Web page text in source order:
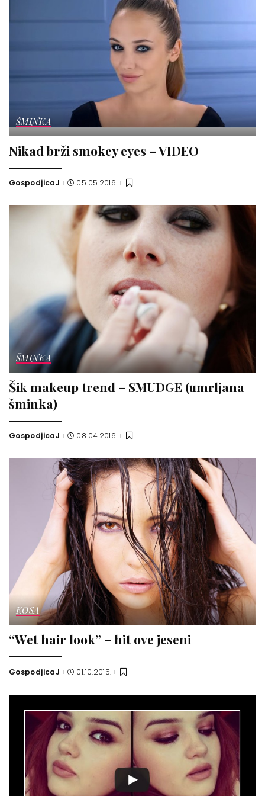
ŠMINKA
Nikad brži smokey eyes – VIDEO
Posted
GospodjicaJ 05.05.2016.
ŠMINKA
Šik makeup trend – SMUDGE (umrljana
šminka)
Posted
GospodjicaJ 08.04.2016.
KOSA
“Wet hair look” – hit ove jeseni
Posted
GospodjicaJ 01.10.2015.